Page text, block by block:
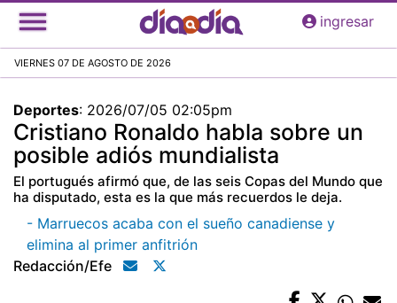
Pasar
al
principal
ingresar
VIERNES 07 DE AGOSTO DE 2026
Deportes: 2026/07/05 02:05pm
Cristiano Ronaldo habla sobre un
posible adiós mundialista
El portugués afirmó que, de las seis Copas del Mundo que
ha disputado, esta es la que más recuerdos le deja.
- Marruecos acaba con el sueño canadiense y
elimina al primer anfitrión
Redacción/efe